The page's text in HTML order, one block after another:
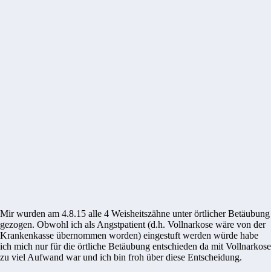
Mir wurden am 4.8.15 alle 4 Weisheitszähne unter örtlicher Betäubung
gezogen. Obwohl ich als Angstpatient (d.h. Vollnarkose wäre von der
Krankenkasse übernommen worden) eingestuft werden würde habe
ich mich nur für die örtliche Betäubung entschieden da mit Vollnarkose
zu viel Aufwand war und ich bin froh über diese Entscheidung.